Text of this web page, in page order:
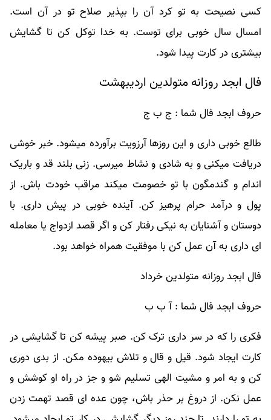
کسی نصیحت به تو کرد آن را بپذیر صلاح تو در آن است.
امسال سال خوبی برای توست. به خدا توکل کن تا گشایش
بیشتری در کارت پیدا شود.
فال ابجد روزانه متولدین اردیبهشت
حروف ابجد فال شما : ج ب ج
طالع خوبی داری و این روزها آرزویت برآورده میشود. خبر خوشی
دریافت میکنی و به شادی و نشاط میرسی. زنی بلند قد و باریک
اندام و گندمگون با تو خصومت میکند مراقب خودت باش. از
پول و درآمد حرام پرهیز کن. آینده خوبی در پیش داری. با
دوستان و آشنایان به نیکی رفتار کن و اگر قصد ازدواج یا معامله
ای داری به آن عمل کن با موفقیت همراه خواهد بود.
فال ابجد روزانه متولدین خرداد
حروف ابجد فال شما : آ ب ب
فکری را که در سر داری ترک کن. صبر پیشه کن تا گشایشی در
کارت ایجاد شود. قیل و قال و تلاش بیهوده مکن. از بدی دوری
کن و به امر و مشیت الهی تسلیم شو و جز در راه او کوشش و
عمل نکن. از دروغ بر حذر باش، چون عده ای قصد تهمت زدن